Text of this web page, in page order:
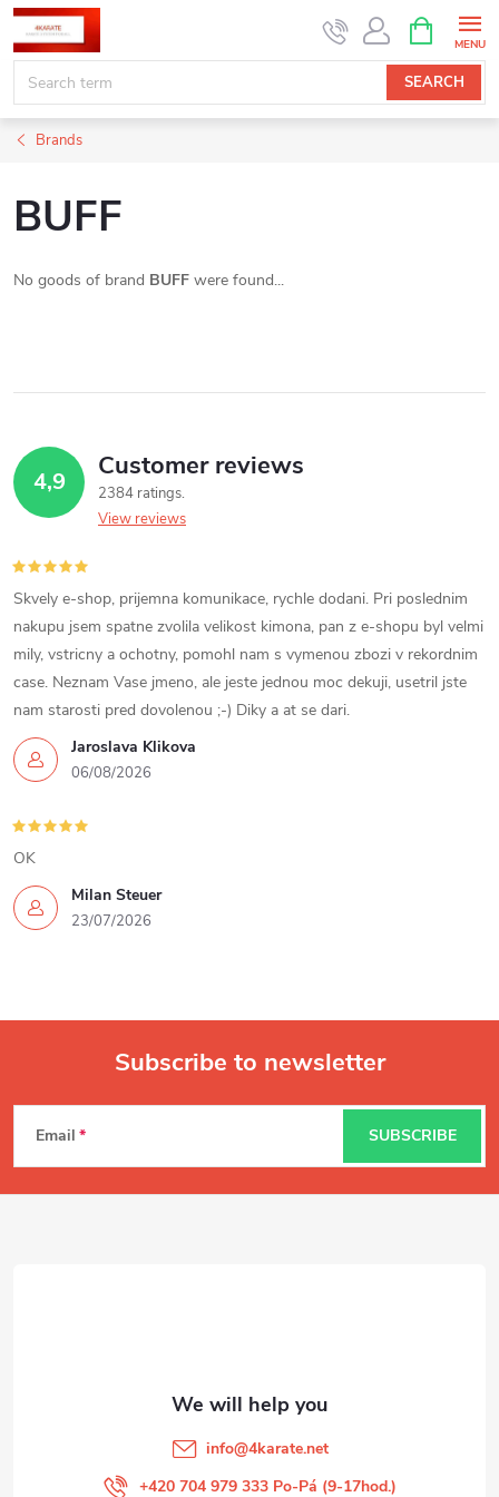
Skip
content
SEARCH
CART
Brands
BUFF
No goods of brand BUFF were found...
4,9 Customer reviews
2384 ratings
View reviews
Jaroslava Klikova
06/08/2026
Skvely e-shop, prijemna komunikace, rychle dodani. Pri poslednim
nakupu jsem spatne zvolila velikost kimona, pan z e-shopu byl velmi
mily, vstricny a ochotny, pomohl nam s vymenou zbozi v rekordnim
case. Neznam Vase jmeno, ale jeste jednou moc dekuji, usetril jste
nam starosti pred dovolenou ;-) Diky a at se dari.
Milan Steuer
23/07/2026
OK
F
o
Subscribe to newsletter
Email SUBSCRIBE
info@4karate.net
+420 704 979 333 Po-Pá (9-17hod.)